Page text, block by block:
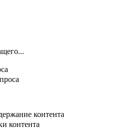
контента
контента